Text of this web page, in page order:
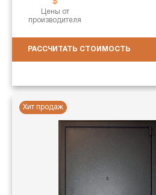
Цены от
производителя
РАССЧИТАТЬ СТОИМОСТЬ
Хит продаж